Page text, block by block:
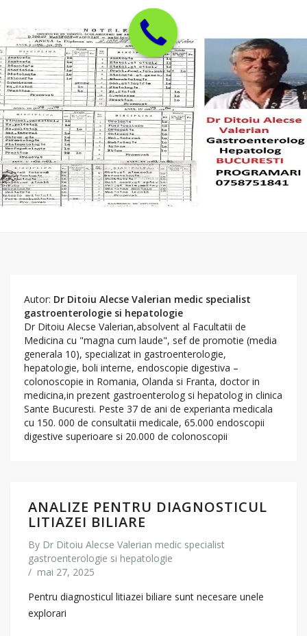
Autor: Dr Ditoiu Alecse Valerian medic specialist
gastroenterologie si hepatologie
Dr Ditoiu Alecse Valerian,absolvent al Facultatii de
Medicina cu "magna cum laude", sef de promotie (media
generala 10), specializat in gastroenterologie,
hepatologie, boli interne, endoscopie digestiva –
colonoscopie in Romania, Olanda si Franta, doctor in
medicina,in prezent gastroenterolog si hepatolog in clinica
Sante Bucuresti. Peste 37 de ani de experianta medicala
cu 150. 000 de consultatii medicale, 65.000 endoscopii
digestive superioare si 20.000 de colonoscopii
ANALIZE PENTRU DIAGNOSTICUL
LITIAZEI BILIARE
By Dr Ditoiu Alecse Valerian medic specialist
gastroenterologie si hepatologie
/ mai 27, 2025
Pentru diagnosticul litiazei biliare sunt necesare unele
explorari